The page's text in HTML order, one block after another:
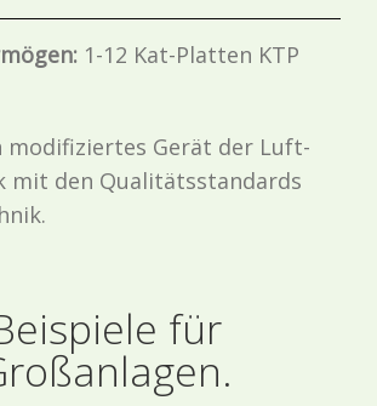
1-12 Kat-Platten KTP
modifiziertes Gerät der Luft-
mit den Qualitätsstandards
für